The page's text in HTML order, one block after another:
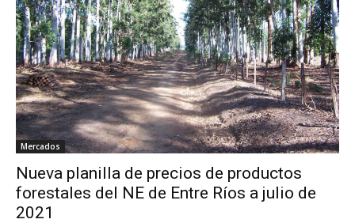
Mercados
Nueva planilla de precios de productos
forestales del NE de Entre Ríos a julio de
2021